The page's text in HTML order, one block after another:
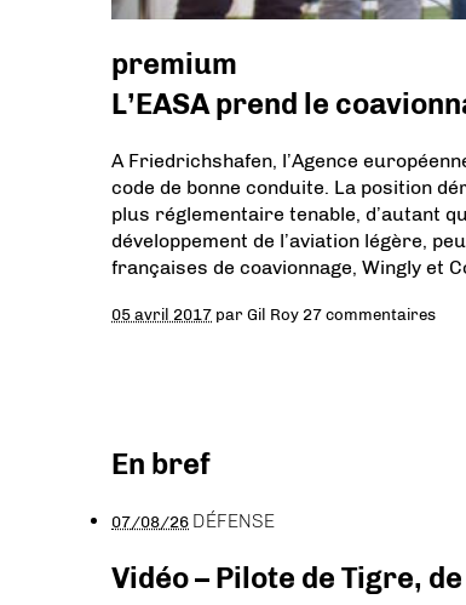
premium
L’EASA prend le
A Friedrichshafen, l’Agence
code de bonne conduite. La position
plus réglementaire tenable, d’autant
développement de l’aviation légère,
françaises de coavionnage, Wingly et
05 avril 2017 parGil Roy 27 commentaires
En bref
07/08/26 DÉFENSE
Vidéo – Pilote de Tigre,